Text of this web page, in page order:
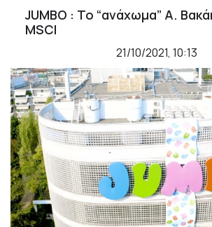
JUMBO : Το “ανάχωμα” Α.
MSCI
21/10/2021, 10:13